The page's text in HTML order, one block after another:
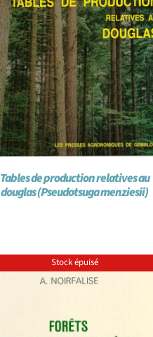
Tables de production relatives au
douglas (Pseudotsuga menziesii)
Stock épuisé